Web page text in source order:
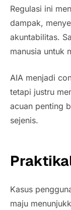
Regulasi ini
dampak,
akuntabilitas.
manusia untuk
AIA menjadi
tetapi justru
acuan penting
sejenis.
Kasus
maju